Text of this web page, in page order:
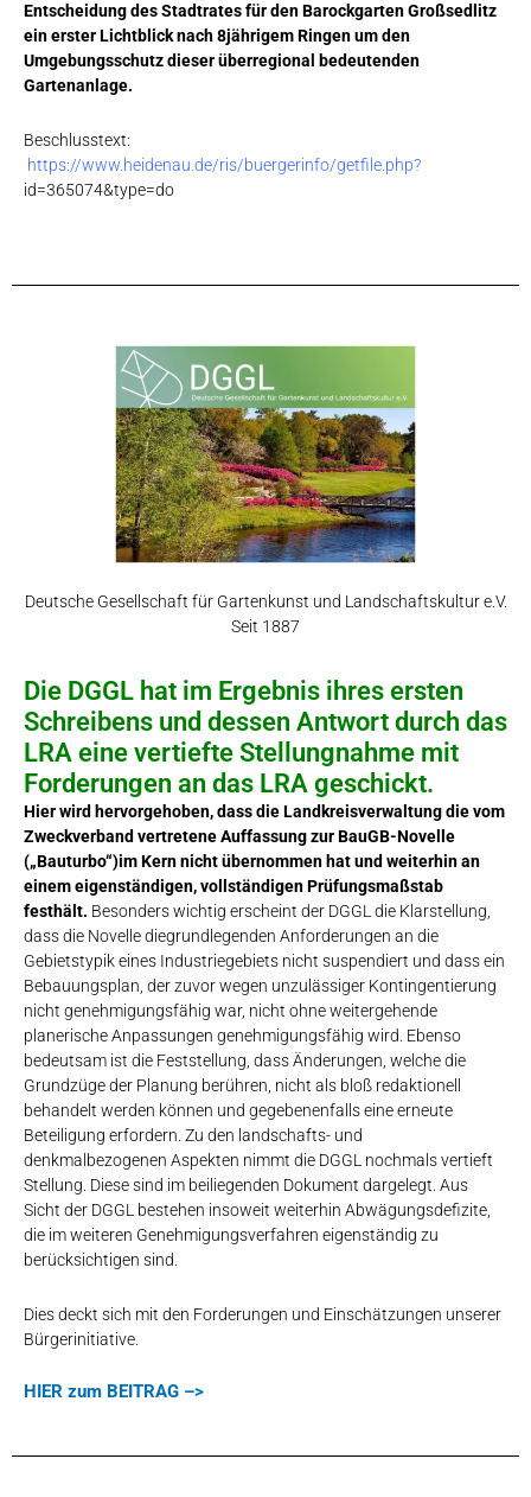
Entscheidung des Stadtrates für den Barockgarten Großsedlitz
ein erster Lichtblick nach 8jährigem Ringen um den
Umgebungsschutz dieser überregional bedeutenden
Gartenanlage.
Beschlusstext:
https://www.heidenau.de/ris/buergerinfo/getfile.php?
id=365074&type=do
Deutsche Gesellschaft für Gartenkunst und Landschaftskultur e.V.
Seit 1887
Die DGGL hat im Ergebnis ihres ersten
Schreibens und dessen Antwort durch das
LRA eine vertiefte Stellungnahme mit
Forderungen an das LRA geschickt.
Hier wird hervorgehoben, dass die Landkreisverwaltung die vom
Zweckverband vertretene Auffassung zur BauGB-Novelle
(„Bauturbo“)im Kern nicht übernommen hat und weiterhin an
einem eigenständigen, vollständigen Prüfungsmaßstab
festhält. Besonders wichtig erscheint der DGGL die Klarstellung,
dass die Novelle diegrundlegenden Anforderungen an die
Gebietstypik eines Industriegebiets nicht suspendiert und dass ein
Bebauungsplan, der zuvor wegen unzulässiger Kontingentierung
nicht genehmigungsfähig war, nicht ohne weitergehende
planerische Anpassungen genehmigungsfähig wird. Ebenso
bedeutsam ist die Feststellung, dass Änderungen, welche die
Grundzüge der Planung berühren, nicht als bloß redaktionell
behandelt werden können und gegebenenfalls eine erneute
Beteiligung erfordern. Zu den landschafts- und
denkmalbezogenen Aspekten nimmt die DGGL nochmals vertieft
Stellung. Diese sind im beiliegenden Dokument dargelegt. Aus
Sicht der DGGL bestehen insoweit weiterhin Abwägungsdefizite,
die im weiteren Genehmigungsverfahren eigenständig zu
berücksichtigen sind.
Dies deckt sich mit den Forderungen und Einschätzungen unserer
Bürgerinitiative.
HIER zum BEITRAG –>